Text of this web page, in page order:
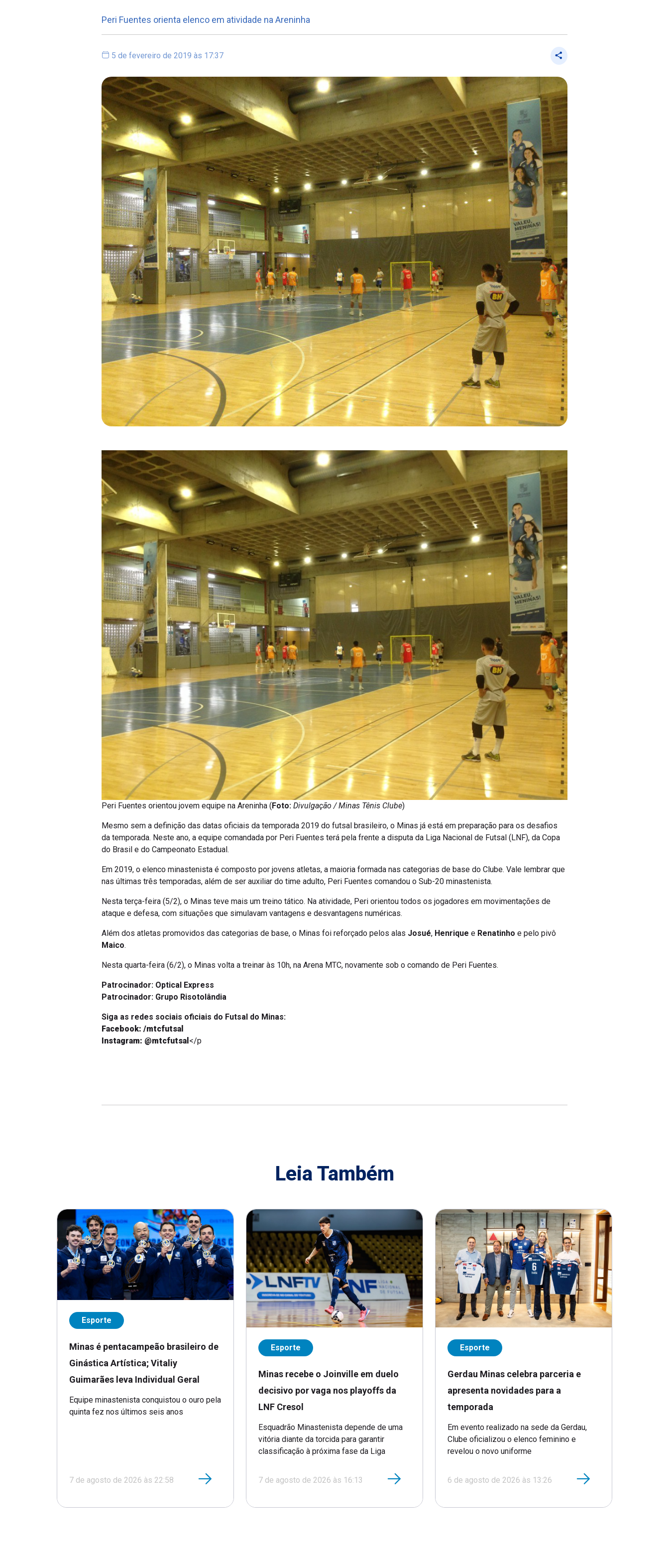
Peri Fuentes orienta elenco em atividade na Areninha
5 de fevereiro de 2019 às 17:37
Peri Fuentes orientou jovem equipe na Areninha (Foto: Divulgação / Minas Tênis Clube)
Mesmo sem a definição das datas oficiais da temporada 2019 do futsal brasileiro, o Minas já está em preparação para os desafios
da temporada. Neste ano, a equipe comandada por Peri Fuentes terá pela frente a disputa da Liga Nacional de Futsal (LNF), da Copa
do Brasil e do Campeonato Estadual.
Em 2019, o elenco minastenista é composto por jovens atletas, a maioria formada nas categorias de base do Clube. Vale lembrar que
nas últimas três temporadas, além de ser auxiliar do time adulto, Peri Fuentes comandou o Sub-20 minastenista.
Nesta terça-feira (5/2), o Minas teve mais um treino tático. Na atividade, Peri orientou todos os jogadores em movimentações de
ataque e defesa, com situações que simulavam vantagens e desvantagens numéricas.
Além dos atletas promovidos das categorias de base, o Minas foi reforçado pelos alas Josué Henrique e Renatinho e pelo pivô
Maico
Nesta quarta-feira (6/2), o Minas volta a treinar às 10h, na Arena MTC, novamente sob o comando de Peri Fuentes.
Patrocinador: Optical Express
Patrocinador: Grupo Risotolândia
Siga as redes sociais oficiais do Futsal do Minas:
Facebook: /mtcfutsal
Instagram: @mtcfutsal </p
Leia Também
Esporte
Minas é pentacampeão brasileiro de
Ginástica Artística; Vitaliy
Guimarães leva Individual Geral
Equipe minastenista conquistou o ouro pela
quinta fez nos últimos seis anos
7 de agosto de 2026 às 22:58
Esporte
Minas recebe o Joinville em duelo
decisivo por vaga nos playoffs da
LNF Cresol
Esquadrão Minastenista depende de uma
vitória diante da torcida para garantir
classificação à próxima fase da Liga
7 de agosto de 2026 às 16:13
Esporte
Gerdau Minas celebra parceria e
apresenta novidades para a
temporada
Em evento realizado na sede da Gerdau,
Clube oficializou o elenco feminino e
revelou o novo uniforme
6 de agosto de 2026 às 13:26